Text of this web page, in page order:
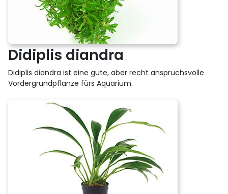
Didiplis diandra
Didiplis diandra ist eine gute, aber recht anspruchsvolle
Vordergrundpflanze fürs Aquarium.